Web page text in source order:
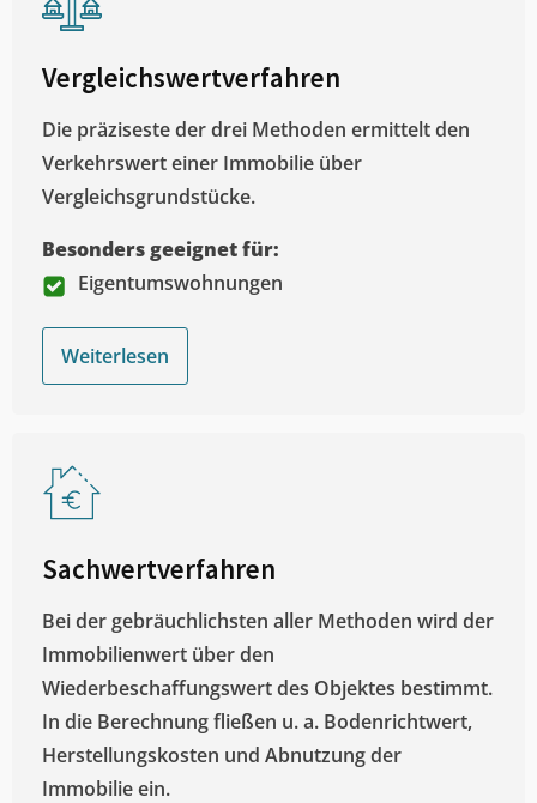
Vergleichswertverfahren
Die präziseste der drei Methoden ermittelt den
Verkehrswert einer Immobilie über
Vergleichsgrundstücke.
Besonders geeignet für:
Eigentumswohnungen
Weiterlesen
Sachwertverfahren
Bei der gebräuchlichsten aller Methoden wird der
Immobilienwert über den
Wiederbeschaffungswert des Objektes bestimmt.
In die Berechnung fließen u. a. Bodenrichtwert,
Herstellungskosten und Abnutzung der
Immobilie ein.